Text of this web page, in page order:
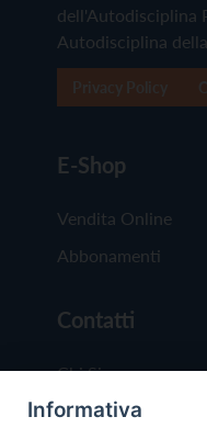
dell'Autodisciplina
Autodisciplina
E-Shop
Vendita Online
Abbonamenti
Contatti
Chi Siamo
Redazione
Informativa